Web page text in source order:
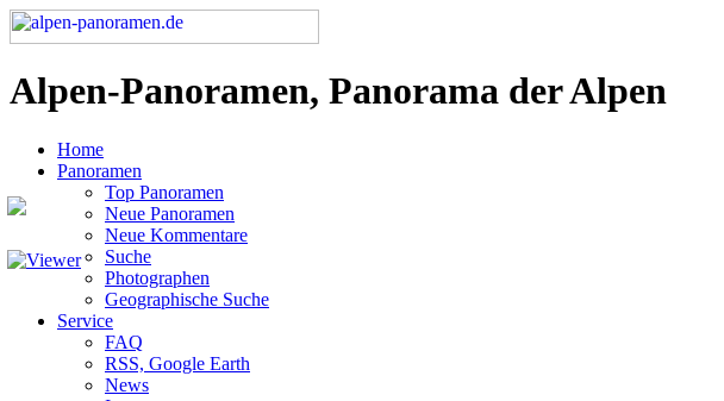
Alpen-Panoramen, Panorama der Alpen
Home
Panoramen
Top Panoramen
Neue Panoramen
Neue Kommentare
Suche
Photographen
Geographische Suche
Service
FAQ
RSS, Google Earth
News